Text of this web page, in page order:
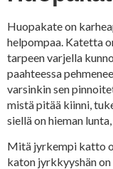
Huopakate on
helpompaa. Katetta
tarpeen varjella
paahteessa
varsinkin sen
mistä pitää kiinni,
siellä on hieman
Mitä jyrkempi katto
katon jyrkkyyshän